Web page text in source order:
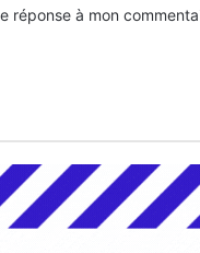
réponse à mon